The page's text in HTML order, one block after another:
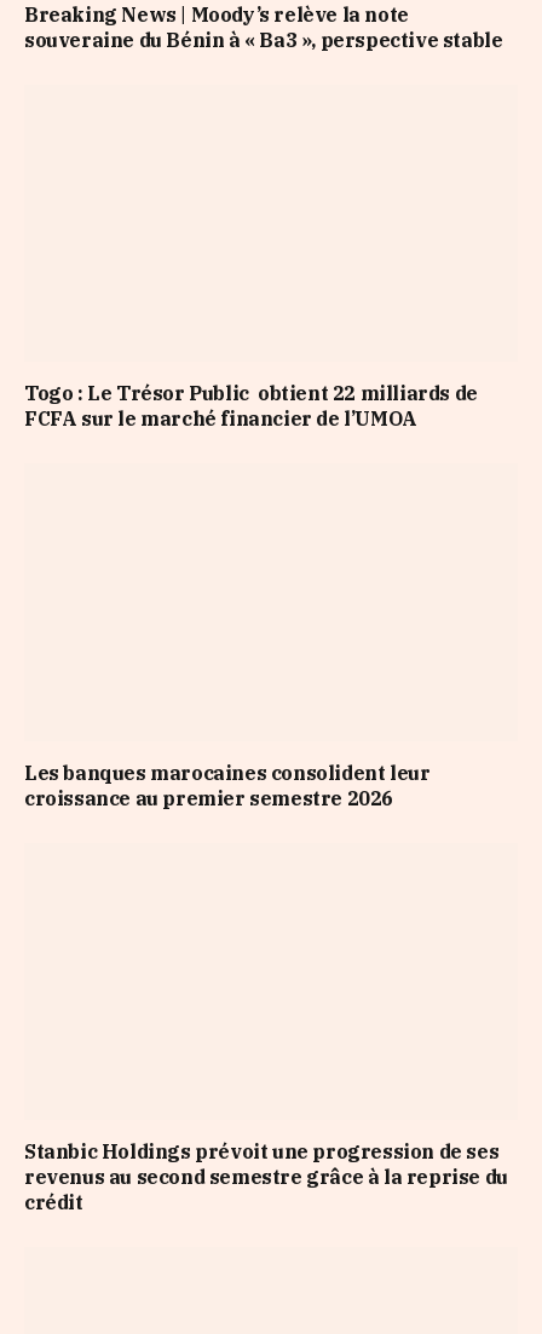
Breaking News | Moody’s relève la note
souveraine du Bénin à « Ba3 », perspective stable
Togo : Le Trésor Public obtient 22 milliards de
FCFA sur le marché financier de l’UMOA
Les banques marocaines consolident leur
croissance au premier semestre 2026
Stanbic Holdings prévoit une progression de ses
revenus au second semestre grâce à la reprise du
crédit